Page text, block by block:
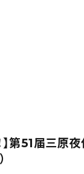
】第51届三原